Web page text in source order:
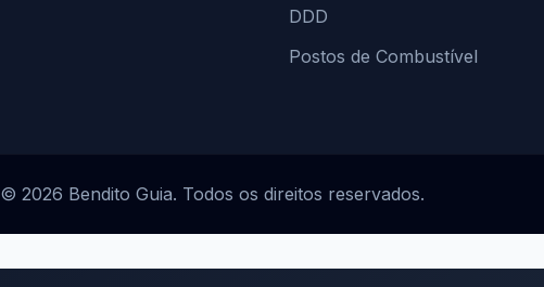
DDD
Postos de Combustível
© 2026 Bendito Guia. Todos os direitos reservados.